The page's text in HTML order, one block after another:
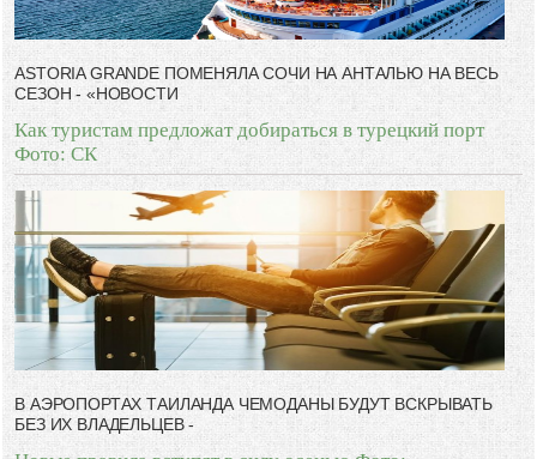
ASTORIA GRANDE ПОМЕНЯЛА СОЧИ НА АНТАЛЬЮ НА ВЕСЬ
СЕЗОН - «НОВОСТИ
Как туристам предложат добираться в турецкий порт
Фото: СК
В АЭРОПОРТАХ ТАИЛАНДА ЧЕМОДАНЫ БУДУТ ВСКРЫВАТЬ
БЕЗ ИХ ВЛАДЕЛЬЦЕВ -